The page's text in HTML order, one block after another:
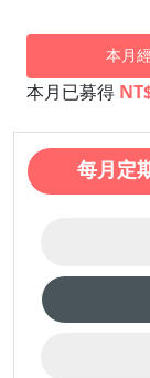
本月
本月已募得
每月定